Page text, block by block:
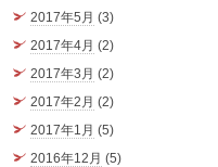
2017年5月 (3)
2017年4月 (2)
2017年3月 (2)
2017年2月 (2)
2017年1月 (5)
2016年12月 (5)